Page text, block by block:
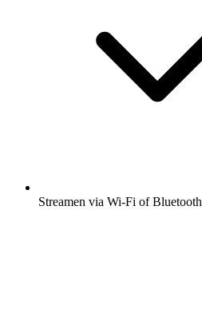
Streamen via Wi-Fi of Bluetooth